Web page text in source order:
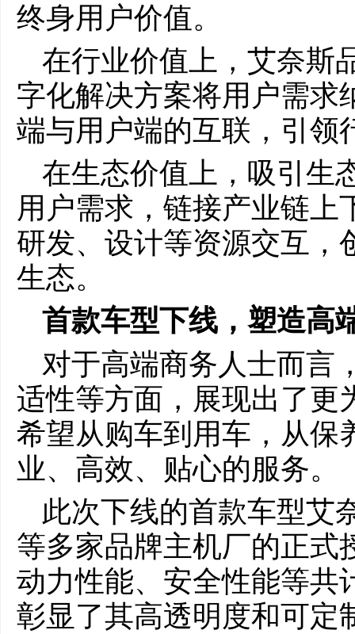
终身用户价值。
在行业价值上，艾奈斯
字化解决方案将用户需求
端与用户端的互联，引领
在生态价值上，吸引生
用户需求，链接产业链上
研发、设计等资源交互，
生态。
首款车型下线 ，塑造高
对于高端商务人士而言
适性等方面，展现出了更
希望从购车到用车，从保
业、高效、贴心的服务。
此次下线的首款车型艾
等多家品牌主机厂的正式
动力性能、安全性能等共
彰显了其高透明度和可定